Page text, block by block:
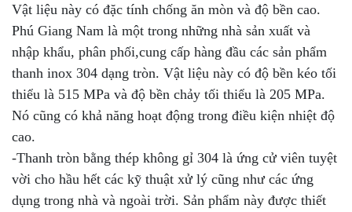
Vật liệu này có đặc tính chống ăn mòn và độ bền cao.
Phú Giang Nam là một trong những nhà sản xuất và
nhập khẩu, phân phối,cung cấp hàng đầu các sản phẩm
thanh inox 304 dạng tròn. Vật liệu này có độ bền kéo tối
thiểu là 515 MPa và độ bền chảy tối thiểu là 205 MPa.
Nó cũng có khả năng hoạt động trong điều kiện nhiệt độ
cao.
-Thanh tròn bằng thép không gỉ 304 là ứng cử viên tuyệt
vời cho hầu hết các kỹ thuật xử lý cũng như các ứng
dụng trong nhà và ngoài trời. Sản phẩm này được thiết